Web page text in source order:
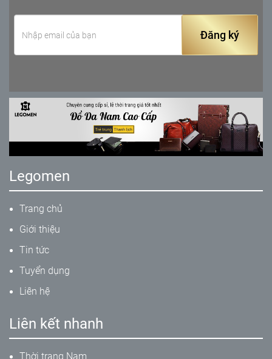
Đăng ký
Legomen
Trang chủ
Giới thiệu
Tin tức
Tuyển dụng
Liên hệ
Liên kết nhanh
Thời trang Nam